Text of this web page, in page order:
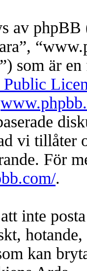
av phpBB
som är
Public
vi tillåter
För
.
inte
kan